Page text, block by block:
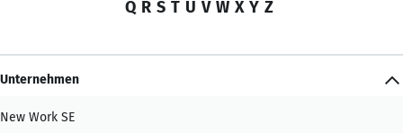
Q R S T U V W X Y Z
Unternehmen
New Work SE